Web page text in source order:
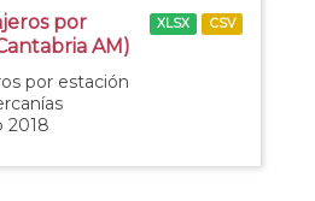
por
AM)
por estación
2018
XLSX CSV